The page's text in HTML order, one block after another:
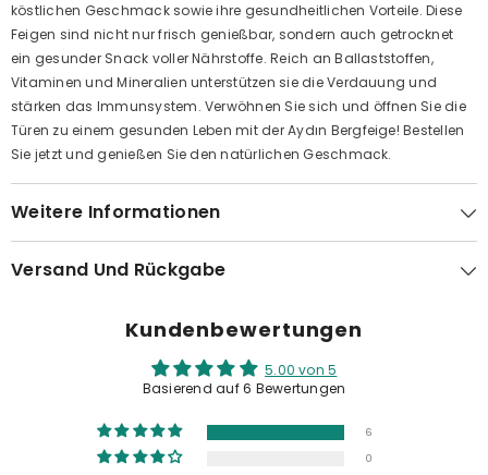
köstlichen Geschmack sowie ihre gesundheitlichen Vorteile. Diese
Feigen sind nicht nur frisch genießbar, sondern auch getrocknet
ein gesunder Snack voller Nährstoffe. Reich an Ballaststoffen,
Vitaminen und Mineralien unterstützen sie die Verdauung und
stärken das Immunsystem. Verwöhnen Sie sich und öffnen Sie die
Türen zu einem gesunden Leben mit der Aydın Bergfeige! Bestellen
Sie jetzt und genießen Sie den natürlichen Geschmack.
Weitere Informationen
Versand Und Rückgabe
Kundenbewertungen
5.00 von 5
Basierend auf 6 Bewertungen
6
0